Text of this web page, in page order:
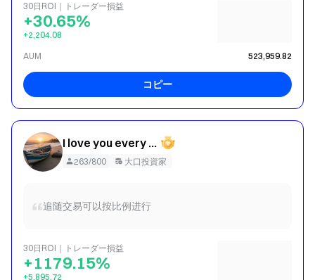
30日ROI｜トレーダー損益
+30.65%
+2,204.08
AUM
523,959.82
コピー
I love you every day 007
263/800 大口投資家
追随交易可以按比例进行
30日ROI｜トレーダー損益
+1179.15%
+5,895.72